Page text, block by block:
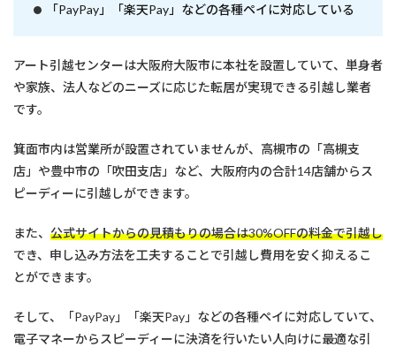
「PayPay」「楽天Pay」などの各種ペイに対応している
アート引越センターは大阪府大阪市に本社を設置していて、単身者
や家族、法人などのニーズに応じた転居が実現できる引越し業者
です。
箕面市内は営業所が設置されていませんが、高槻市の「高槻支
店」や豊中市の「吹田支店」など、大阪府内の合計14店舗からス
ピーディーに引越しができます。
また、 公式サイトからの見積もりの場合は30%OFFの料金で引越し
でき、申し込み方法を工夫することで引越し費用を安く抑えるこ
とができます。
そして、「PayPay」「楽天Pay」などの各種ペイに対応していて、
電子マネーからスピーディーに決済を行いたい人向けに最適な引